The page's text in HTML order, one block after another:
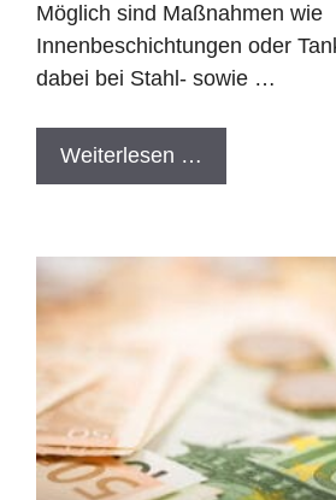
Möglich sind Maßnahmen wie
Innenbeschichtungen oder
dabei bei Stahl- sowie …
Weiterlesen …